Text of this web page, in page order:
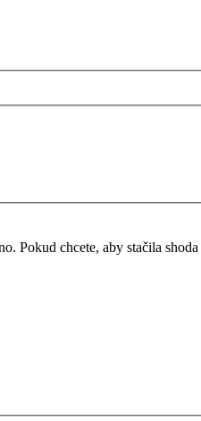
Pokud chcete, aby stačila